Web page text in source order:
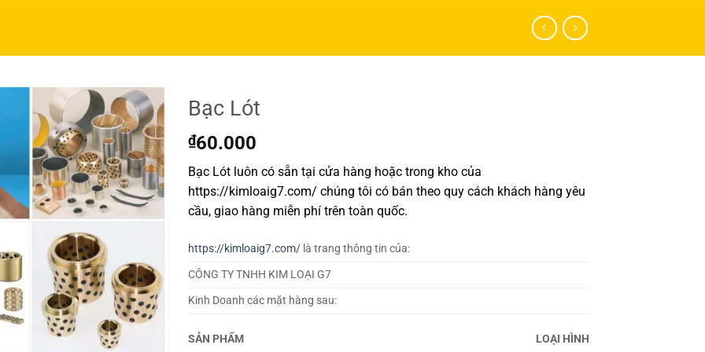
Bạc Lót
₫60.000
Bạc Lót luôn có sẵn tại cửa hàng hoặc trong kho của
https://kimloaig7.com/ chúng tôi có bán theo quy cách khách hàng yêu
cầu, giao hàng miễn phí trên toàn quốc.
https://kimloaig7.com/ là trang thông tin của:
CÔNG TY TNHH KIM LOẠI G7
Kinh Doanh các mặt hàng sau:
SẢN PHẨM LOẠI HÌNH